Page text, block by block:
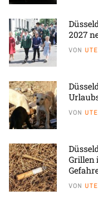
2027
VON
VON
Grillen
VON